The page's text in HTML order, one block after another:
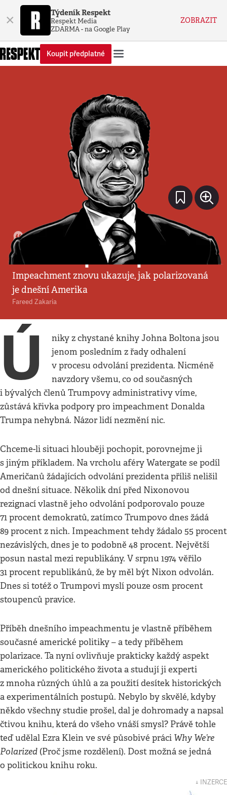
× Týdeník Respekt
Respekt Media
ZDARMA - na Google Play
ZOBRAZIT
Koupit předplatné
Komentář 2. 2. 2020•5minut
Siouxové proti Apačům
Impeachment znovu ukazuje, jak polarizovaná
je dnešní Amerika
Fareed Zakaria
Ú
niky z chystané knihy Johna Boltona jsou
jenom posledním z řady odhalení
v procesu odvolání prezidenta. Nicméně
navzdory všemu, co od současných
i bývalých členů Trumpovy administrativy víme,
zůstává křivka podpory pro impeachment Donalda
Trumpa nehybná. Názor lidí nezmění nic.
Chceme-li situaci hlouběji pochopit, porovnejme ji
s jiným příkladem. Na vrcholu aféry Watergate se podíl
Američanů žádajících odvolání prezidenta příliš nelišil
od dnešní situace. Několik dní před Nixonovou
rezignací vlastně jeho odvolání podporovalo pouze
71 procent demokratů, zatímco Trumpovo dnes žádá
89 procent z nich. Impeachment tehdy žádalo 55 procent
nezávislých, dnes je to podobně 48 procent. Největší
posun nastal mezi republikány. V srpnu 1974 věřilo
31 procent republikánů, že by měl být Nixon odvolán.
Dnes si totéž o Trumpovi myslí pouze osm procent
stoupenců pravice.
Příběh dnešního impeachmentu je vlastně příběhem
současné americké politiky – a tedy příběhem
polarizace. Ta nyní ovlivňuje prakticky každý aspekt
amerického politického života a studují ji experti
z mnoha různých úhlů a za použití desítek historických
a experimentálních postupů. Nebylo by skvělé, kdyby
někdo všechny studie prošel, dal je dohromady a napsal
čtivou knihu, která do všeho vnáší smysl? Právě tohle
teď udělal Ezra Klein ve své působivé práci Why We’re
Polarized (Proč jsme rozdělení). Dost možná se jedná
o politickou knihu roku.
↓ INZERCE